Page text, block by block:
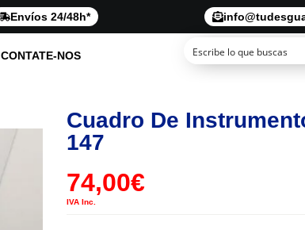
Envíos 24/48h*
CONTATE-NOS
Cuadro De
147
74,00€
IVA Inc.